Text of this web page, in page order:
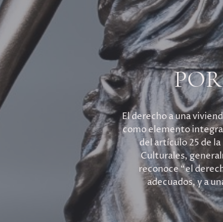
El derecho a una
como elemento
del artículo 25 de
Culturales,
reconoce “el
adecuados, y a